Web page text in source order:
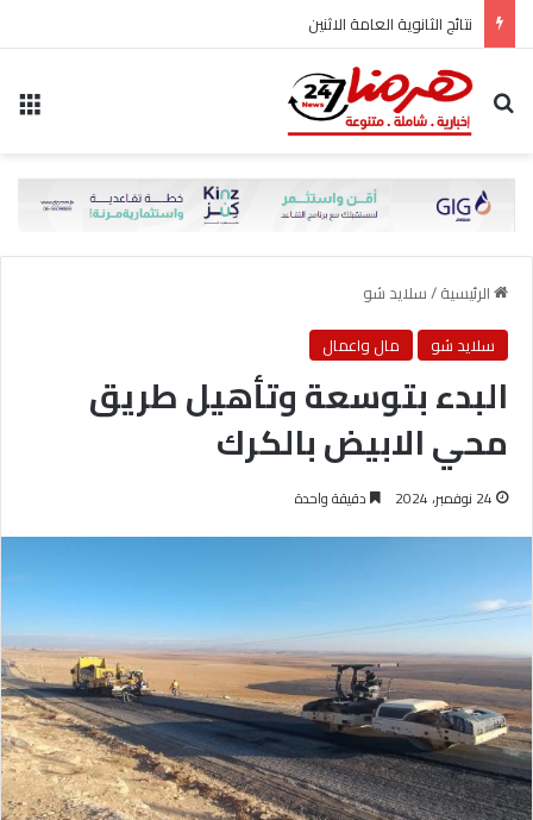
نتائج الثانوية العامة الاثنين
بحث عن
الرئيسية/سلايد شو
سلايد شو
مال واعمال
البدء بتوسعة وتأهيل طريق
محي الابيض بالكرك
24 نوفمبر، 2024 دقيقة واحدة